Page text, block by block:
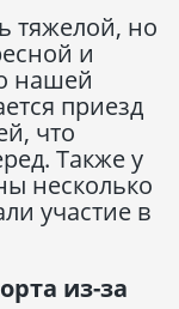
тяжелой, но
и
нашей
приезд
что
Также у
несколько
участие в
из-за